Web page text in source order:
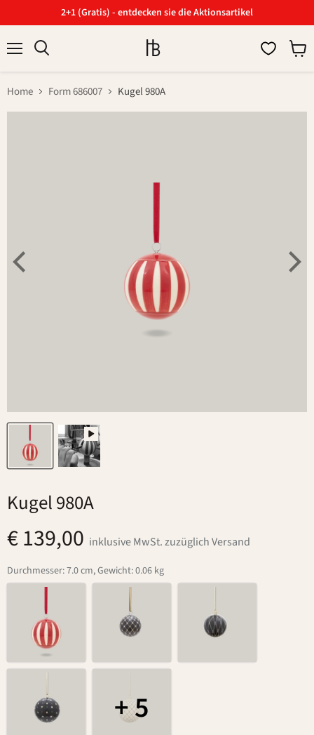
2+1 (Gratis) - entdecken sie die Aktionsartikel
Home Form 686007 Kugel 980A
Kugel 980A
€ 139,00 inklusive MwSt. zuzüglich Versand
Durchmesser: 7.0 cm, Gewicht: 0.06 kg
+ 5